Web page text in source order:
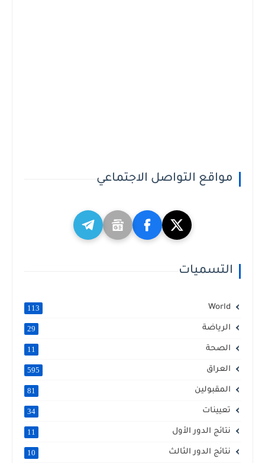
مواقع التواصل الاجتماعي
التسميات
World
113
الرياضة 29
الصحة 11
العراق 595
المقبولين 81
تعيينات 34
نتائج الدور الأول 11
نتائج الدور الثالث 10